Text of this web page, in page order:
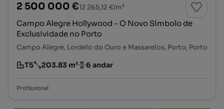
2 500 000 €12 265,12 €/m²
Campo Alegre Hollywood - O Novo Símbolo de
Exclusividade no Porto
Campo Alegre, Lordelo do Ouro e Massarelos, Porto, Porto
Tipologia
T5
Preço por metro quadrado
203.83 m²
Andar 6 andar
Profissional